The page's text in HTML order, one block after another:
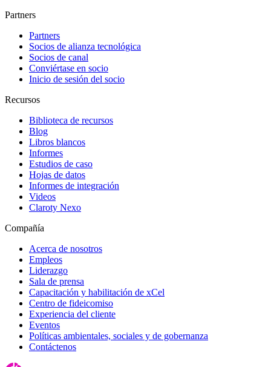
Partners
Partners
Socios de alianza tecnológica
Socios de canal
Conviértase en socio
Inicio de sesión del socio
Recursos
Biblioteca de recursos
Blog
Libros blancos
Informes
Estudios de caso
Hojas de datos
Informes de integración
Videos
Claroty Nexo
Compañía
Acerca de nosotros
Empleos
Liderazgo
Sala de prensa
Capacitación y habilitación de xCel
Centro de fideicomiso
Experiencia del cliente
Eventos
Políticas ambientales, sociales y de gobernanza
Contáctenos